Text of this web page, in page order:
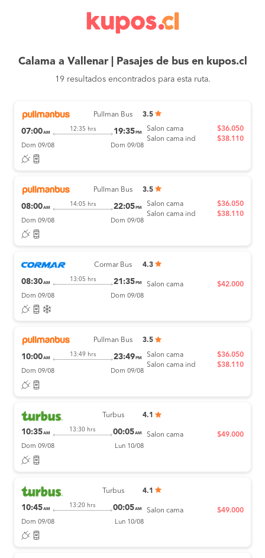
Calama a Vallenar | Pasajes de bus en kupos.cl
19 resultados encontrados para esta ruta.
Pullman Bus 3.5
07:00AM
12:35 hrs 19:35 PM
Dom 09/08 Dom 09/08
Salon cama
Salon cama ind
$36.050
$38.110
Pullman Bus 3.5
08:00AM
14:05 hrs 22:05 PM
Dom 09/08 Dom 09/08
Salon cama
Salon cama ind
$36.050
$38.110
Cormar Bus 4.3
08:30AM
13:05 hrs 21:35 PM
Dom 09/08 Dom 09/08
Salon cama $42.000
Pullman Bus 3.5
10:00AM
13:49 hrs 23:49 PM
Dom 09/08 Dom 09/08
Salon cama
Salon cama ind
$36.050
$38.110
Turbus 4.1
10:35AM
13:30 hrs 00:05AM
Dom 09/08 Lun 10/08
Salon cama $49.000
Turbus 4.1
10:45AM
13:20 hrs 00:05AM
Dom 09/08 Lun 10/08
Salon cama $49.000